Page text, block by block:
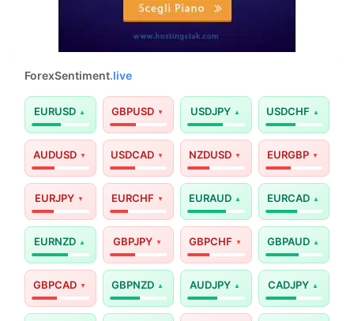
ForexSentiment.live
EURUSD GBPUSD USDJPY USDCHF
AUDUSD USDCAD NZDUSD EURGBP
EURJPY EURCHF EURAUD EURCAD
EURNZD GBPJPY GBPCHF GBPAUD
GBPCAD GBPNZD AUDJPY CADJPY